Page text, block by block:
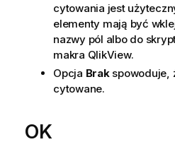
cytowania jest
elementy mają być
nazwy pól albo do
makra QlikView.
Opcja Brakspowoduje,
cytowane.
OK